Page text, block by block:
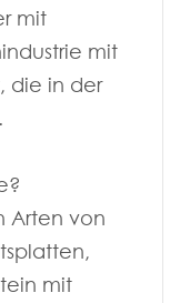
mit
mit
die in der
Arten von
mit